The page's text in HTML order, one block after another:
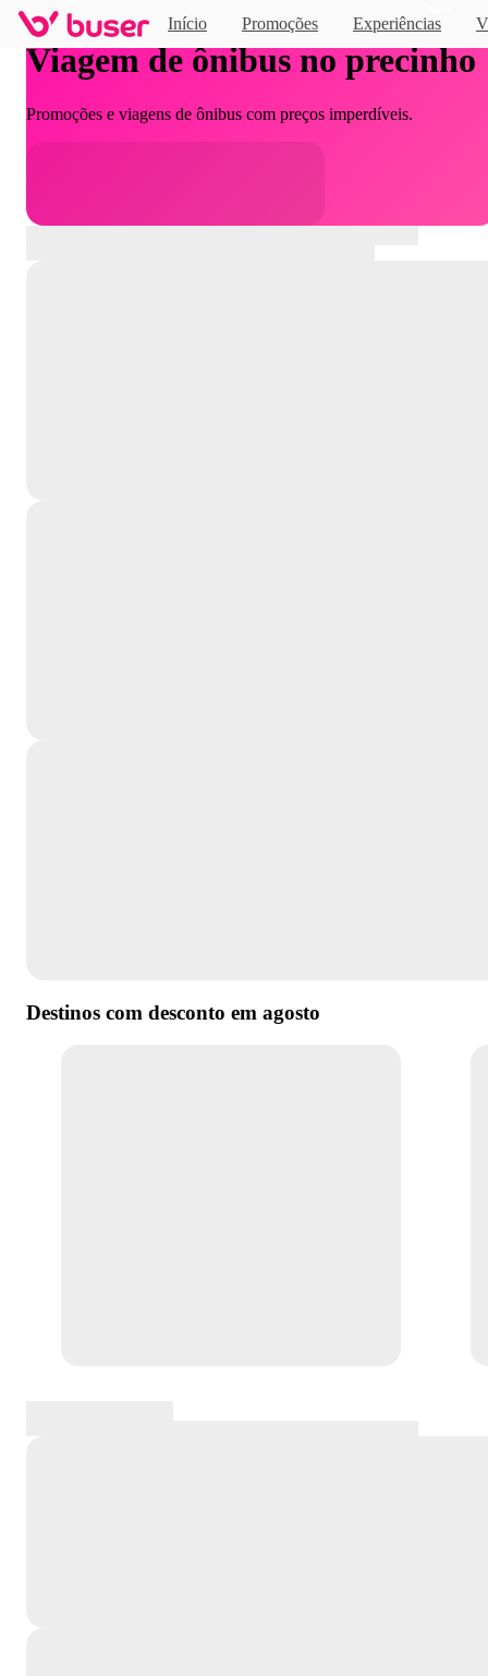
Início Promoções Experiências
Viagem de ônibus no precinho
Promoções e viagens de ônibus com preços imperdíveis.
Destinos com desconto em agosto